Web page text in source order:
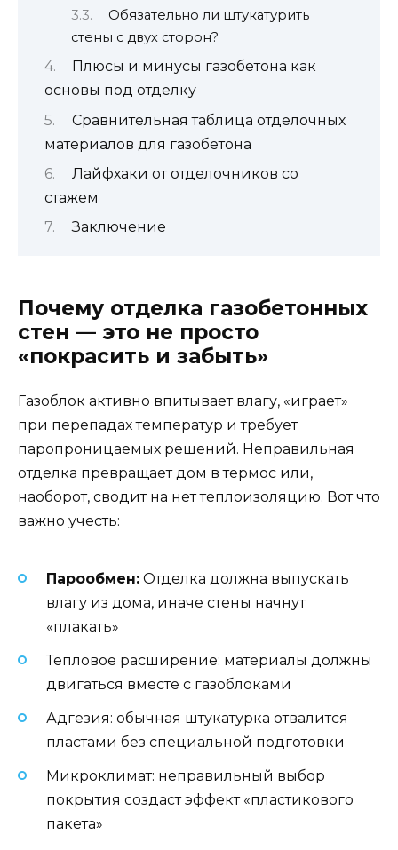
Обязательно ли штукатурить
стены с двух сторон?
Плюсы и минусы газобетона как
основы под отделку
Сравнительная таблица отделочных
материалов для газобетона
Лайфхаки от отделочников со
стажем
Заключение
Почему отделка газобетонных
стен — это не просто
«покрасить и забыть»
Газоблок активно впитывает влагу, «играет»
при перепадах температур и требует
паропроницаемых решений. Неправильная
отделка превращает дом в термос или,
наоборот, сводит на нет теплоизоляцию. Вот что
важно учесть:
Парообмен: Отделка должна выпускать
влагу из дома, иначе стены начнут
«плакать»
Тепловое расширение: материалы должны
двигаться вместе с газоблоками
Адгезия: обычная штукатурка отвалится
пластами без специальной подготовки
Микроклимат: неправильный выбор
покрытия создаст эффект «пластикового
пакета»